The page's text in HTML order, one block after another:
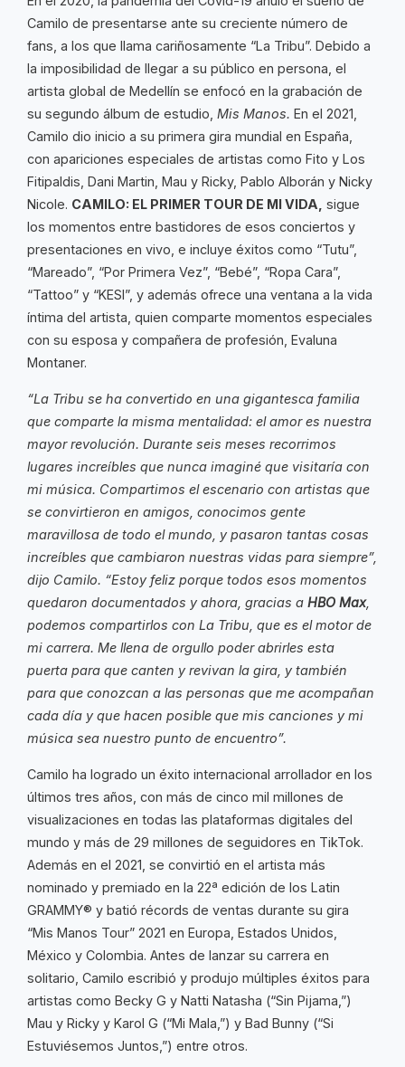
Camilo de presentarse ante su creciente número de
fans, a los que llama cariñosamente “La Tribu”. Debido a
la imposibilidad de llegar a su público en persona, el
artista global de Medellín se enfocó en la grabación de
su segundo álbum de estudio, Mis Manos. En el 2021,
Camilo dio inicio a su primera gira mundial en España,
con apariciones especiales de artistas como Fito y Los
Fitipaldis, Dani Martin, Mau y Ricky, Pablo Alborán y Nicky
Nicole. CAMILO: EL PRIMER TOUR DE MI VIDA, sigue
los momentos entre bastidores de esos conciertos y
presentaciones en vivo, e incluye éxitos como “Tutu”,
“Mareado”, “Por Primera Vez”, “Bebé”, “Ropa Cara”,
“Tattoo” y “KESI”, y además ofrece una ventana a la vida
íntima del artista, quien comparte momentos especiales
con su esposa y compañera de profesión, Evaluna
Montaner.
“La Tribu se ha convertido en una gigantesca familia
que comparte la misma mentalidad: el amor es nuestra
mayor revolución. Durante seis meses recorrimos
lugares increíbles que nunca imaginé que visitaría con
mi música. Compartimos el escenario con artistas que
se convirtieron en amigos, conocimos gente
maravillosa de todo el mundo, y pasaron tantas cosas
increíbles que cambiaron nuestras vidas para siempre”,
dijo Camilo. “Estoy feliz porque todos esos momentos
quedaron documentados y ahora, gracias a HBO Max,
podemos compartirlos con La Tribu, que es el motor de
mi carrera. Me llena de orgullo poder abrirles esta
puerta para que canten y revivan la gira, y también
para que conozcan a las personas que me acompañan
cada día y que hacen posible que mis canciones y mi
música sea nuestro punto de encuentro”.
Camilo ha logrado un éxito internacional arrollador en los
últimos tres años, con más de cinco mil millones de
visualizaciones en todas las plataformas digitales del
mundo y más de 29 millones de seguidores en TikTok.
Además en el 2021, se convirtió en el artista más
nominado y premiado en la 22ª edición de los Latin
GRAMMY® y batió récords de ventas durante su gira
“Mis Manos Tour” 2021 en Europa, Estados Unidos,
México y Colombia. Antes de lanzar su carrera en
solitario, Camilo escribió y produjo múltiples éxitos para
artistas como Becky G y Natti Natasha (“Sin Pijama,”)
Mau y Ricky y Karol G (“Mi Mala,”) y Bad Bunny (“Si
Estuviésemos Juntos,”) entre otros.